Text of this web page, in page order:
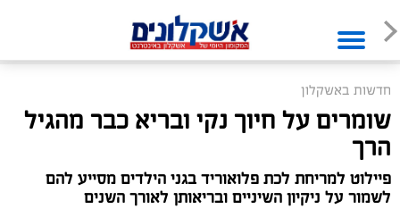
חדשות באשקלון
שומרים על חיוך נקי ובריא כבר מהגיל
הרך
פיילוט למריחת לכת פלואוריד בגני הילדים מסייע להם
לשמור על ניקיון השיניים ובריאותן לאורך השנים